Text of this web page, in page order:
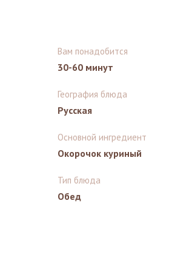
Вам понадобится
30-60 минут
География блюда
Русская
Основной ингредиент
Окорочок куриный
Тип блюда
Обед